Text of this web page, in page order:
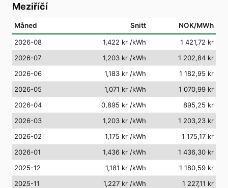
Meziříčí
Måned Snitt NOK/MWh
2026-08 1,422 kr /kWh
1 421,72 kr
2026-07
1,203 kr /kWh
1 202,84 kr
2026-06
1,183 kr /kWh
1 182,95 kr
2026-05
1,071 kr /kWh
1 070,99 kr
2026-04
0,895 kr /kWh
895,25 kr
2026-03
1,203 kr /kWh
1 203,23 kr
2026-02
1,175 kr /kWh
1 175,17 kr
2026-01
1,436 kr /kWh
1 436,30 kr
2025-12
1,181 kr /kWh
1 180,59 kr
2025-11
1,227 kr /kWh
1 227,11 kr